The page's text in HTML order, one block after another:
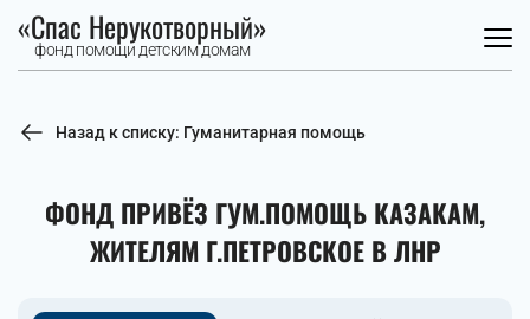
«Спас Нерукотворный»
фонд помощи детским домам
Назад к списку: Гуманитарная помощь
ФОНД ПРИВЁЗ ГУМ.ПОМОЩЬ КАЗАКАМ,
ЖИТЕЛЯМ Г.ПЕТРОВСКОЕ В ЛНР